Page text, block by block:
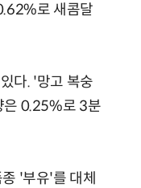
로 새콤달
다. '망고 복숭
은 0.25%로 3분
'부유'를 대체